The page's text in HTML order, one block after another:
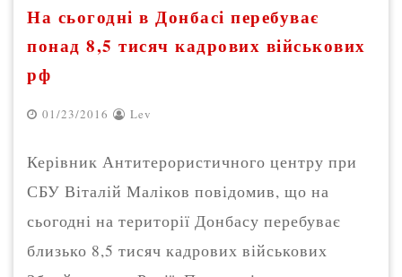
На сьогодні в Донбасі перебуває
понад 8,5 тисяч кадрових військових
рф
01/23/2016 Lev
Керівник Антитерористичного центру при
СБУ Віталій Маліков повідомив, що на
сьогодні на території Донбасу перебуває
близько 8,5 тисяч кадрових військових